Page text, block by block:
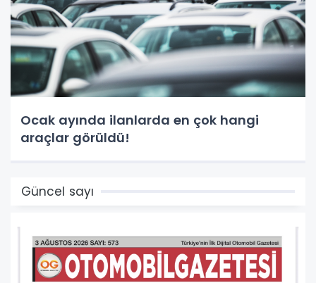
Ocak ayında ilanlarda en çok hangi
araçlar görüldü!
Güncel sayı